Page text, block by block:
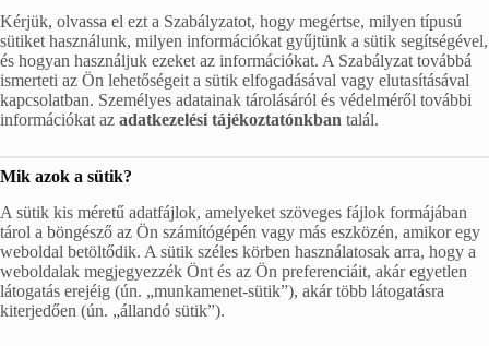
Kérjük, olvassa el ezt a Szabályzatot, hogy megértse, milyen típusú
sütiket használunk, milyen információkat gyűjtünk a sütik segítségével,
és hogyan használjuk ezeket az információkat. A Szabályzat továbbá
ismerteti az Ön lehetőségeit a sütik elfogadásával vagy elutasításával
kapcsolatban. Személyes adatainak tárolásáról és védelméről további
információkat az adatkezelési tájékoztatónkban talál.
Mik azok a sütik?
A sütik kis méretű adatfájlok, amelyeket szöveges fájlok formájában
tárol a böngésző az Ön számítógépén vagy más eszközén, amikor egy
weboldal betöltődik. A sütik széles körben használatosak arra, hogy a
weboldalak megjegyezzék Önt és az Ön preferenciáit, akár egyetlen
látogatás erejéig (ún. „munkamenet-sütik”), akár több látogatásra
kiterjedően (ún. „állandó sütik”).